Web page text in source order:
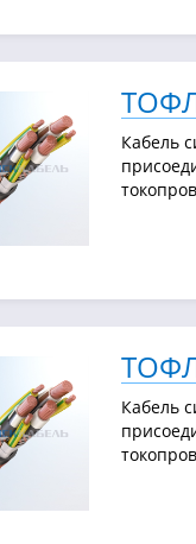
Кабель
Кабель